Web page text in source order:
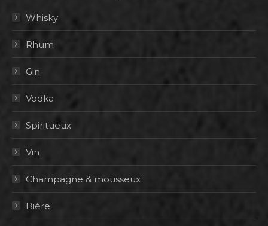
Whisky
Rhum
Gin
Vodka
Spiritueux
Vin
Champagne & mousseux
Bière